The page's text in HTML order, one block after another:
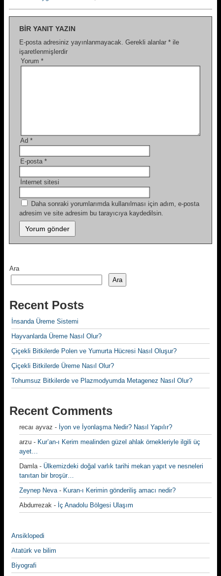
BIR YANIT YAZIN
E-posta adresiniz yayınlanmayacak. Gerekli alanlar * ile
işaretlenmişlerdir
Yorum *
Ad *
E-posta *
İnternet sitesi
Daha sonraki yorumlarımda kullanılması için adım, e-posta
adresim ve site adresim bu tarayıcıya kaydedilsin.
Ara
Ara
Recent Posts
İnsanda Üreme Sistemi
Hayvanlarda Üreme Nasıl Olur?
Çiçekli Bitkilerde Polen ve Yumurta Hücresi Nasıl Oluşur?
Çiçekli Bitkilerde Üreme Nasıl Olur?
Tohumsuz Bitkilerde ve Plazmodyumda Metagenez Nasıl Olur?
Recent Comments
recaı ayvaz - İyon ve İyonlaşma Nedir? Nasıl Yapılır?
arzu - Kur’an-ı Kerim mealinden güzel ahlak örnekleriyle ilgili üç
ayet…
Damla- Ülkemizdeki doğal varlık tarihi mekan yapıt ve nesneleri
tanıtan bir broşür…
Zeynep Neva- Kuran-ı Kerimin gönderiliş amacı nedir?
Abdurrezak - İç Anadolu Bölgesi Ulaşım
Ansiklopedi
Atatürk ve bilim
Biyografi